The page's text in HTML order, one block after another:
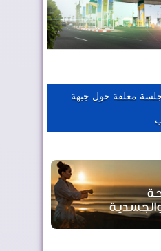
موقعه في صناعة الطيران
لفرنسا
مغلقة حول جبهة